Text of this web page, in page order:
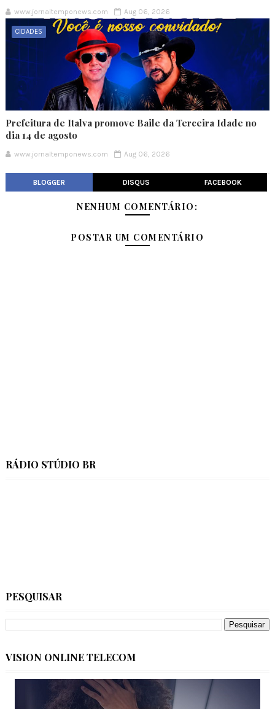
www.jornaltemponews.com Aug 06, 2026
CIDADES
Prefeitura de Italva promove Baile da Terceira Idade no
dia 14 de agosto
www.jornaltemponews.com Aug 06, 2026
BLOGGER DISQUS FACEBOOK
NENHUM COMENTÁRIO:
POSTAR UM COMENTÁRIO
RÁDIO STÚDIO BR
PESQUISAR
VISION ONLINE TELECOM